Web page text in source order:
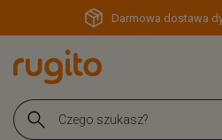
Darmowa dostawa